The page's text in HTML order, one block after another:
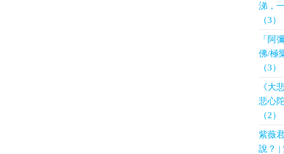
涕，
（3）
「阿
佛/極
（3）
《大
悲心
（2）
紫薇
說？ |